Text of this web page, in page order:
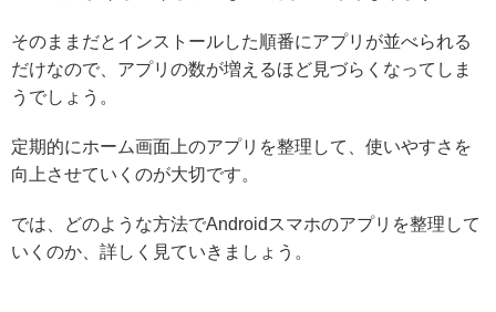
そのままだとインストールした順番にアプリが並べられる
だけなので、アプリの数が増えるほど見づらくなってしま
うでしょう。
定期的にホーム画面上のアプリを整理して、使いやすさを
向上させていくのが大切です。
では、どのような方法でAndroidスマホのアプリを整理して
いくのか、詳しく見ていきましょう。